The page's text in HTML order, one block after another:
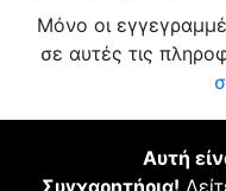
Μόνο οι
σε αυτές τις
Αυτή